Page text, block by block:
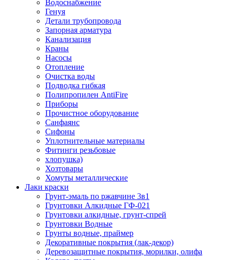
Водоснабжение
Генуя
Детали трубопровода
Запорная арматура
Канализация
Краны
Насосы
Отопление
Очистка воды
Подводка гибкая
Полипропилен AntiFire
Приборы
Прочистное оборудование
Санфаянс
Сифоны
Уплотнительные материалы
Фитинги резьбовые
хлопушка)
Хозтовары
Хомуты металлические
Лаки краски
Грунт-эмаль по ржавчине 3в1
Грунтовки Алкидные ГФ-021
Грунтовки алкидные, грунт-спрей
Грунтовки Водные
Грунты водные, праймер
Декоративные покрытия (лак-декор)
Деревозащитные покрытия, морилки, олифа